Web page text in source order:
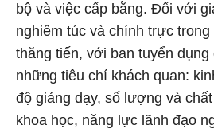
bộ và việc cấp bằng. Đối với
nghiêm túc và chính trực
thăng tiến, với ban tuyển
những tiêu chí khách quan:
độ giảng dạy, số lượng và
khoa học, năng lực lãnh đạo